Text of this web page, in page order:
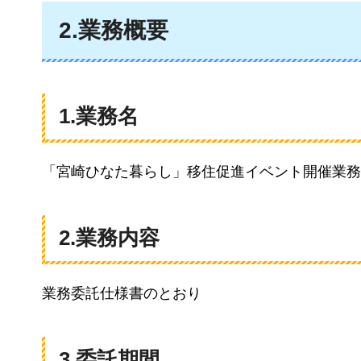
2.業務概要
1.業務名
「宮崎ひなた暮らし」移住促進イベント開催業
2.業務内容
業務委託仕様書のとおり